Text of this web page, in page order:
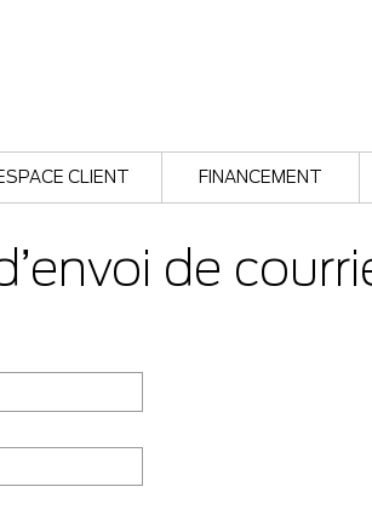
CLIENT FINANCEMENT
de